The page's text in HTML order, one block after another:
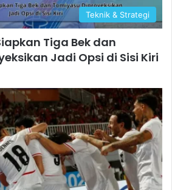
Teknik & Strategi
Tiga Bek dan
Jadi Opsi di Sisi Kiri